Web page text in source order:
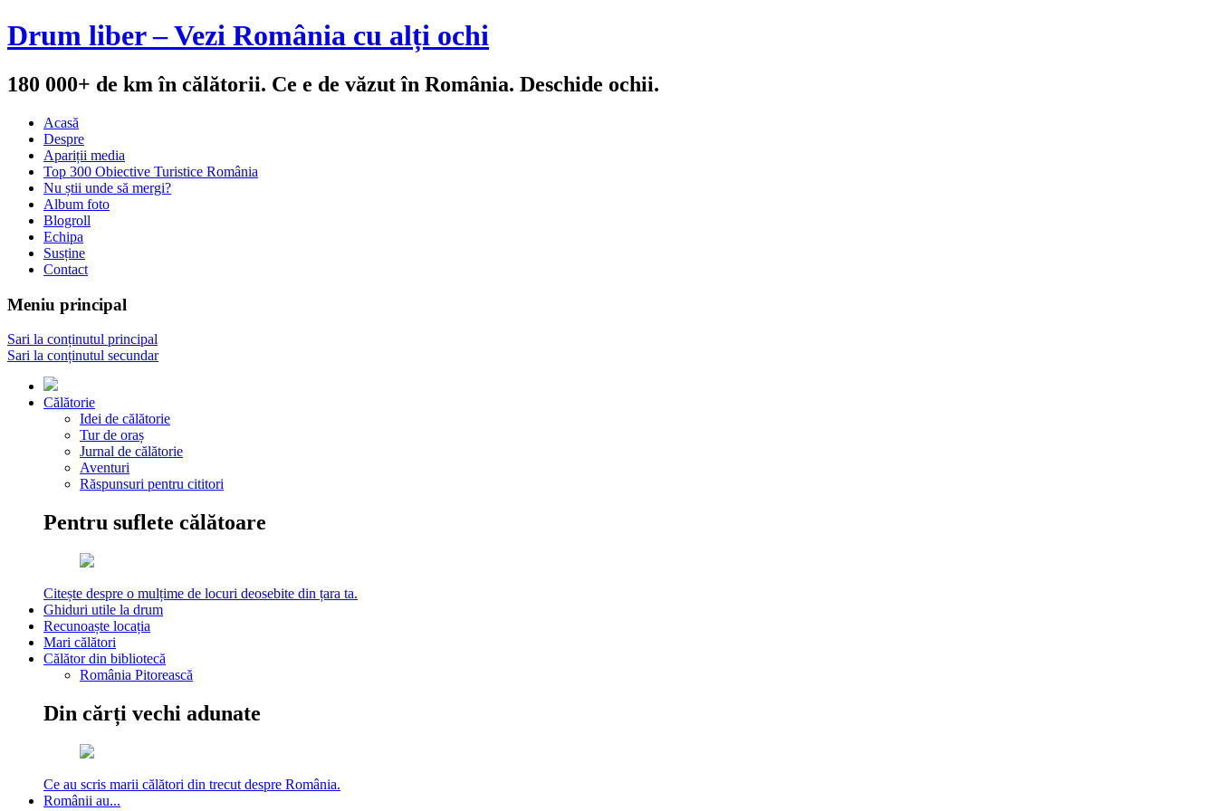
Drum liber – Vezi România cu alți ochi
180 000+ de km în călătorii. Ce e de văzut în România. Deschide ochii.
Acasă
Despre
Apariții media
Top 300 Obiective Turistice România
Nu știi unde să mergi?
Album foto
Blogroll
Echipa
Susține
Contact
Meniu principal
Sari la conținutul principal
Sari la conținutul secundar
Călătorie
Idei de călătorie
Tur de oraș
Jurnal de călătorie
Aventuri
Răspunsuri pentru cititori
Pentru suflete călătoare
Citește despre o mulțime de locuri deosebite din țara ta.
Ghiduri utile la drum
Recunoaște locația
Mari călători
Călător din bibliotecă
România Pitorească
Din cărți vechi adunate
Ce au scris marii călători din trecut despre România.
Românii au...